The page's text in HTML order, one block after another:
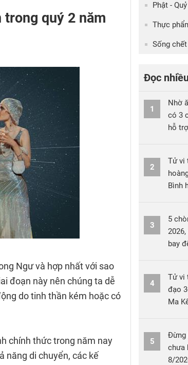
quý 2 năm
Ngư và hợp nhất với sao
đoạn này nên chúng ta dễ
do tinh thần kém hoặc có
chính thức trong năm nay
năng di chuyển, các kế
Phật - Quỷ
Thực
Sống chết
Đọc
1
Nhờ
có 3
hỗ
2
Tử vi
Bình
3
5
bay
4
Tử vi
đạo
Ma
5
Đừng
chưa
8/